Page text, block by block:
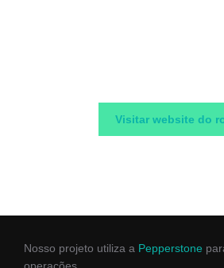
Visitar website do
Nosso projeto utiliza a Pepperstone